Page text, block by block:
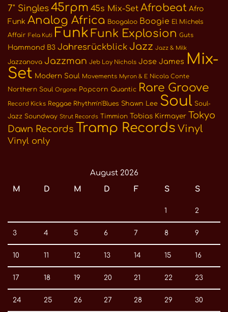
7" Singles 45rpm 45s Mix-Set Afrobeat Afro
Funk Analog Africa Boogaloo Boogie El Michels
Affair Fela Kuti Funk Funk Explosion Guts
Hammond B3 Jahresrückblick Jazz Jazz & Milk
Jazzanova Jazzman Jeb Loy Nichols Jose James Mix-
Set Modern Soul Movements Myron & E Nicola Conte
Northern Soul Orgone Popcorn Quantic Rare Groove
Record Kicks Reggae Rhythm'n'Blues Shawn Lee Soul Soul-
Jazz Soundway Strut Records Timmion Tobias Kirmayer Tokyo
Dawn Records Tramp Records Vinyl
Vinyl only
August 2026
M
D M D F S S
1 2
3 4 5 6 7 8 9
10 11 12 13 14 15 16
17 18 19 20 21 22 23
24 25 26 27 28 29 30